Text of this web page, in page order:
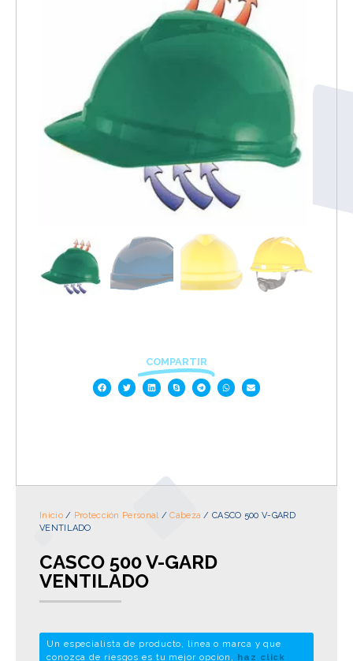
COMPARTIR
Inicio/ Protección Personal/Cabeza / CASCO 500 V-GARD
VENTILADO
CASCO 500 V-GARD
VENTILADO
Un especialista de producto, linea o marca y que
conozca de riesgos es tu mejor opcion, haz click